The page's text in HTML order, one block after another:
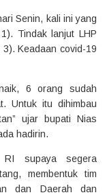
Senin, kali ini yang
Tindak lanjut LHP
Keadaan covid-19
6 orang sudah
Untuk itu dihimbau
ujar bupati Nias
hadirin.
RI supaya segera
membentuk tim
dan Daerah dan